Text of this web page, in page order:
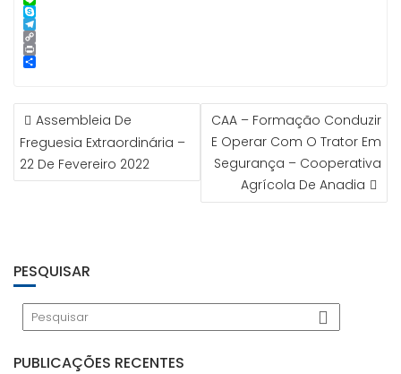
p
p
n
g
e
r
li
l
n
k
e
d
I
i
n
t
e
r
L
i
n
e
S
k
y
p
T
e
l
m
C
o
n
k
P
e
NAVEGAÇÃO
DE
ARTIGOS
Assembleia De
Freguesia Extraordinária –
22 De Fevereiro 2022
CAA – Formação Conduzir
E Operar Com O Trator Em
Segurança – Cooperativa
Agrícola De Anadia
PESQUISAR
PUBLICAÇÕES RECENTES